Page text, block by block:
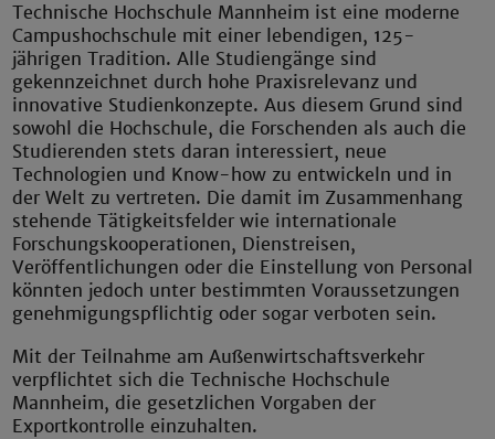
Technische Hochschule Mannheim ist eine moderne
Campushochschule mit einer lebendigen, 125-
jährigen Tradition. Alle Studiengänge sind
gekennzeichnet durch hohe Praxisrelevanz und
innovative Studienkonzepte. Aus diesem Grund sind
sowohl die Hochschule, die Forschenden als auch die
Studierenden stets daran interessiert, neue
Technologien und Know-how zu entwickeln und in
der Welt zu vertreten. Die damit im Zusammenhang
stehende Tätigkeitsfelder wie internationale
Forschungskooperationen, Dienstreisen,
Veröffentlichungen oder die Einstellung von Personal
könnten jedoch unter bestimmten Voraussetzungen
genehmigungspflichtig oder sogar verboten sein.
Mit der Teilnahme am Außenwirtschaftsverkehr
verpflichtet sich die Technische Hochschule
Mannheim, die gesetzlichen Vorgaben der
Exportkontrolle einzuhalten.